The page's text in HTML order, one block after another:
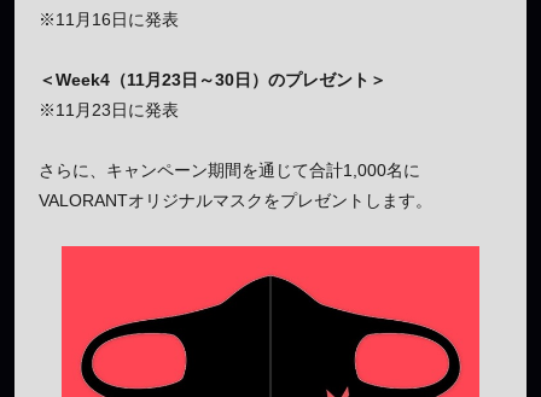
※11月16日に発表
＜Week4（11月23日～30日）のプレゼント＞
※11月23日に発表
さらに、キャンペーン期間を通じて合計1,000名に
VALORANTオリジナルマスクをプレゼントします。